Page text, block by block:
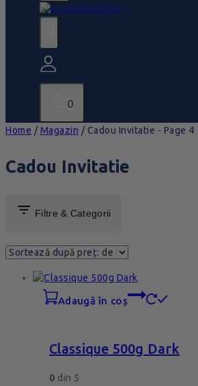
0
Home / Magazin / Cadou Invitatie - Page 4
Cadou Invitatie
Filtre & Categorii
adaugă în coș
Classique 500g Dark
0 din 5